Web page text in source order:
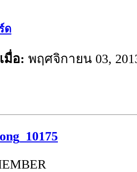
ด
มื่อ: พฤศจิกายน 03,